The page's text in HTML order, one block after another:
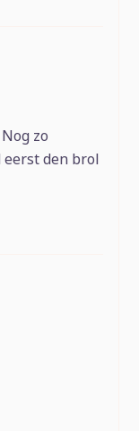
zo
den brol